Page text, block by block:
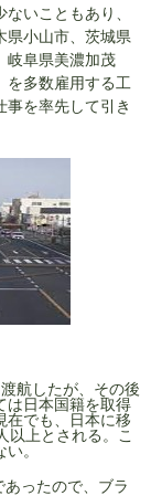
いこともあり、
県小山市、茨城県
岐阜県美濃加茂
を多数雇用する工
を率先して引き
航したが、その後
は日本国籍を取得
在でも、日本に移
以上とされる。こ
。
ったので、ブラ